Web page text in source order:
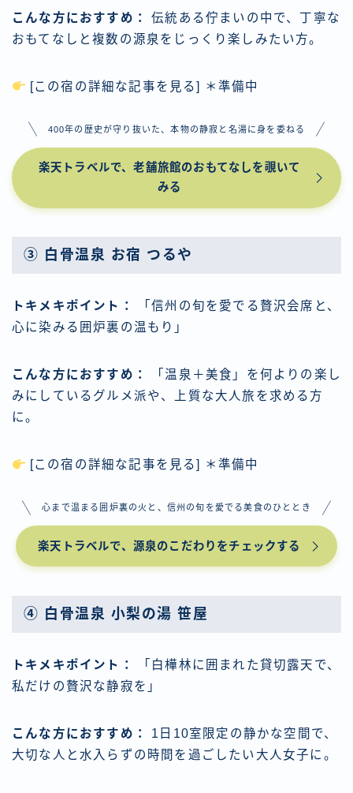
こんな方におすすめ：
伝統ある佇まいの中で、丁寧な
おもてなしと複数の源泉をじっくり楽しみたい方。
[この宿の詳細な記事を見る] ＊準備中
400年の歴史が守り抜いた、本物の静寂と名湯に身を委ねる
楽天トラベルで、老舗旅館のおもてなしを覗いて
みる
③ 白骨温泉 お宿 つるや
トキメキポイント：
「信州の旬を愛でる贅沢会席と、
心に染みる囲炉裏の温もり」
こんな方におすすめ：
「温泉＋美食」を何よりの楽し
みにしているグルメ派や、上質な大人旅を求める方
に。
[この宿の詳細な記事を見る] ＊準備中
心まで温まる囲炉裏の火と、信州の旬を愛でる美食のひととき
楽天トラベルで、源泉のこだわりをチェックする
④ 白骨温泉 小梨の湯 笹屋
トキメキポイント：
「白樺林に囲まれた貸切露天で、
私だけの贅沢な静寂を」
こんな方におすすめ：
1日10室限定の静かな空間で、
大切な人と水入らずの時間を過ごしたい大人女子に。